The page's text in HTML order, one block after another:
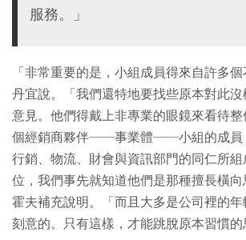
服務。」
「非常重要的是，小組成員得來自許多
丹宜說。「我們還特地要找些原本對此
意見。他們得戴上非專業的眼鏡來看待
個經銷商夥伴──事業體──小組的成員
行銷、物流、財會與資訊部門的同仁所
位，我們事先就知道他們是那種擅長橫
霍夫補充說明。「而且大多是公司裡的
刻意的。只有這樣，才能跳脫原本習慣的